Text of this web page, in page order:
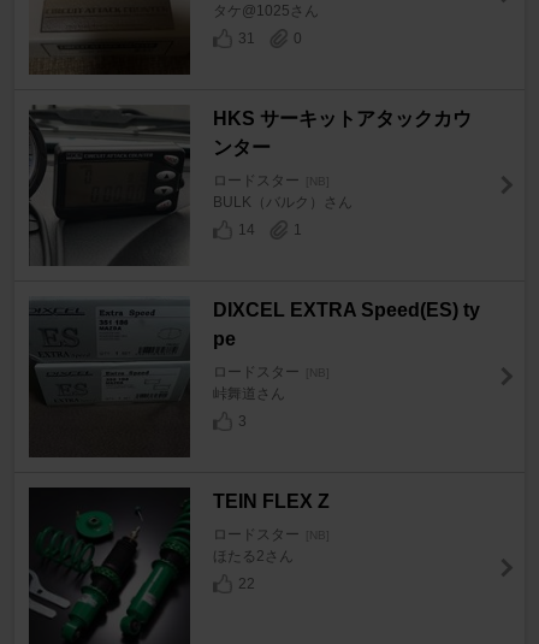
タケ@1025さん
31
0
HKS サーキットアタックカウ
ンター
ロードスター [NB]
BULK（バルク）さん
14
1
DIXCEL EXTRA Speed(ES) ty
pe
ロードスター [NB]
峠舞道さん
3
TEIN FLEX Z
ロードスター [NB]
ほたる2さん
22